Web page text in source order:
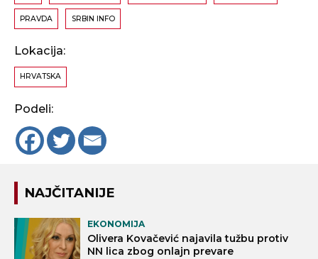
PRAVDA SRBIN INFO
Lokacija:
HRVATSKA
Podeli:
NAJČITANIJE
EKONOMIJA
Olivera Kovačević najavila tužbu protiv
NN lica zbog onlajn prevare